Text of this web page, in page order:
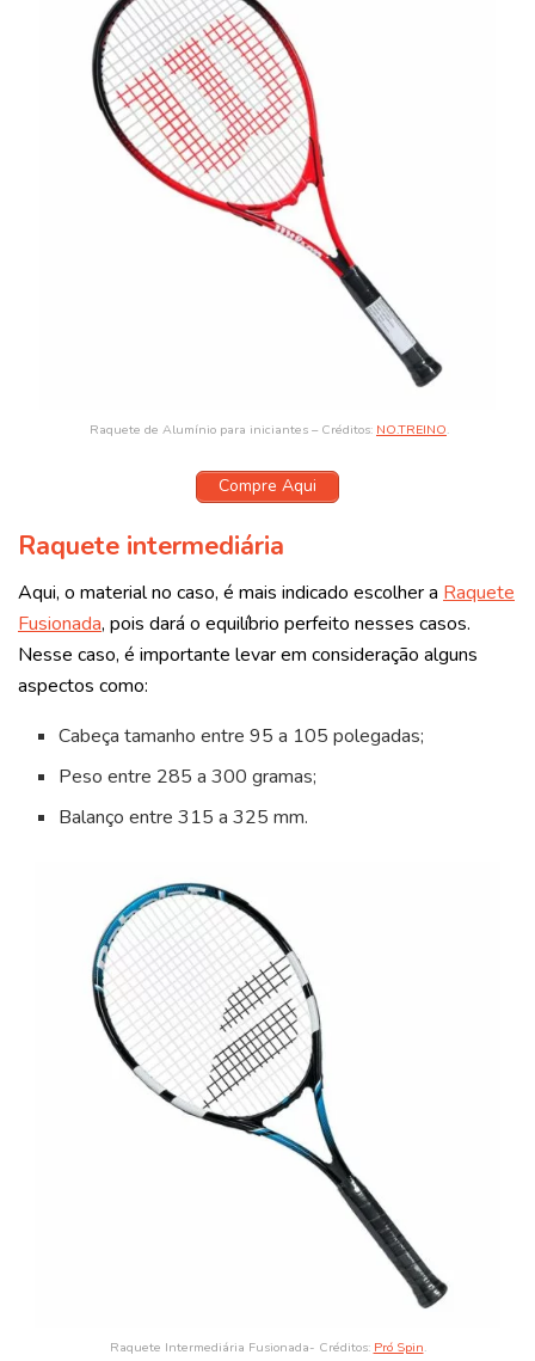
Raquete de Alumínio para iniciantes – Créditos: NO.TREINO.
Compre Aqui
Raquete intermediária
Aqui, o material no caso, é mais indicado escolher a Raquete
Fusionada, pois dará o equilíbrio perfeito nesses casos.
Nesse caso, é importante levar em consideração alguns
aspectos como:
Cabeça tamanho entre 95 a 105 polegadas;
Peso entre 285 a 300 gramas;
Balanço entre 315 a 325 mm.
Raquete Intermediária Fusionada- Créditos: Pró Spin.